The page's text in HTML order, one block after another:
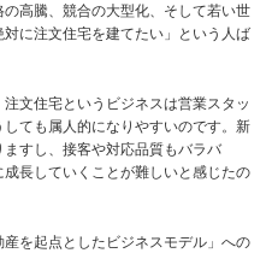
高騰、競合の大型化、そして若い世
に注文住宅を建てたい」という人ば
文住宅というビジネスは営業スタッ
ても属人的になりやすいのです。新
すし、接客や対応品質もバラバ
長していくことが難しいと感じたの
を起点としたビジネスモデル」への